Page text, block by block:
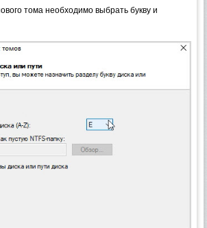
тома необходимо выбрать букву и